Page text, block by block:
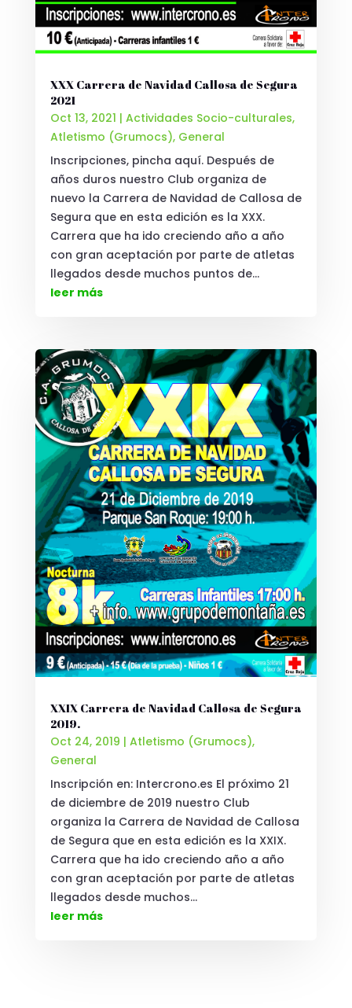
XXX Carrera de Navidad Callosa de Segura
2021
Oct 13, 2021 | Actividades Socio-culturales,
Atletismo (Grumocs), General
Inscripciones, pincha aquí. Después de
años duros nuestro Club organiza de
nuevo la Carrera de Navidad de Callosa de
Segura que en esta edición es la XXX.
Carrera que ha ido creciendo año a año
con gran aceptación por parte de atletas
llegados desde muchos puntos de...
leer más
XXIX Carrera de Navidad Callosa de Segura
2019.
Oct 24, 2019 | Atletismo (Grumocs),
General
Inscripción en: Intercrono.es El próximo 21
de diciembre de 2019 nuestro Club
organiza la Carrera de Navidad de Callosa
de Segura que en esta edición es la XXIX.
Carrera que ha ido creciendo año a año
con gran aceptación por parte de atletas
llegados desde muchos...
leer más